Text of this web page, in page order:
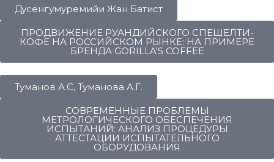
Дусенгумуремийи Жан Батист
ПРОДВИЖЕНИЕ РУАНДИЙСКОГО СПЕШЕЛТИ-
КОФЕ НА РОССИЙСКОМ РЫНКЕ: НА ПРИМЕРЕ
БРЕНДА GORILLA'S COFFEE
Туманов А.С, Туманова А.Г.
СОВРЕМЕННЫЕ ПРОБЛЕМЫ
МЕТРОЛОГИЧЕСКОГО ОБЕСПЕЧЕНИЯ
ИСПЫТАНИЙ: АНАЛИЗ ПРОЦЕДУРЫ
АТТЕСТАЦИИ ИСПЫТАТЕЛЬНОГО
ОБОРУДОВАНИЯ